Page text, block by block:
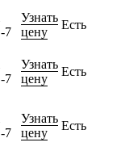
7
Узнать
цену
Есть
7
Узнать
цену
Есть
7
Узнать
цену
Есть